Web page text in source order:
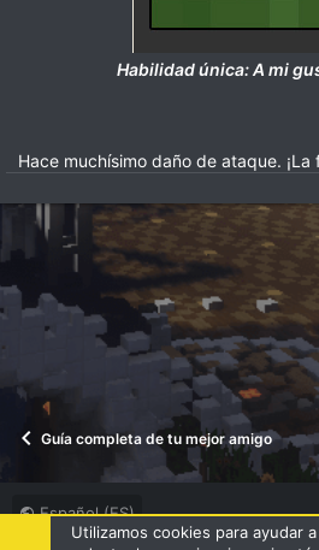
Habilidad única: A mi
Hace muchísimo daño de ataque.
Guía completa de tu mejor amigo
Español (ES)
Utilizamos cookies para ayudar